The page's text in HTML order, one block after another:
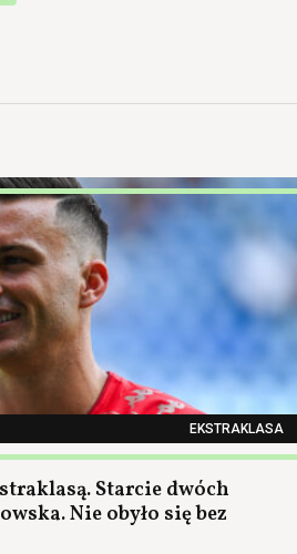
EKSTRAKLASA
Starcie dwóch
Nie obyło się bez